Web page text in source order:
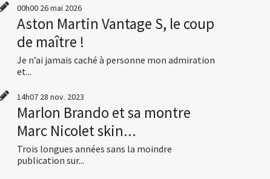
00h00 26mai 2026
Aston Martin Vantage S, le coup
de maître !
Je n’ai jamais caché à personne mon admiration
et...
14h07 28 nov. 2023
Marlon Brando et sa montre
Marc Nicolet skin...
Trois longues années sans la moindre
publication sur...